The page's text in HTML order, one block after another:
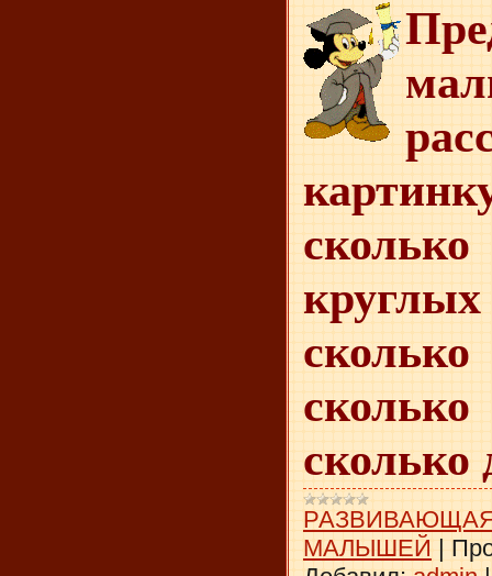
сколько
МАЛЫШЕЙ |